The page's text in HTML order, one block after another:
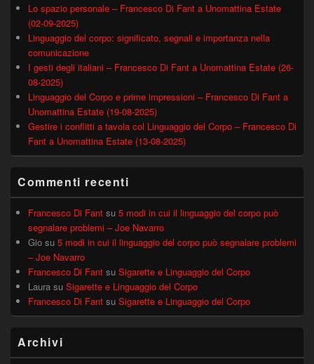
Lo spazio personale – Francesco Di Fant a Unomattina Estate
(02-09-2025)
Linguaggio del corpo: significato, segnali e importanza nella
comunicazione
I gesti degli italiani – Francesco Di Fant a Unomattina Estate (26-
08-2025)
Linguaggio del Corpo e prime impressioni – Francesco Di Fant a
Unomattina Estate (19-08-2025)
Gestire i conflitti a tavola col Linguaggio del Corpo – Francesco Di
Fant a Unomattina Estate (13-08-2025)
Commenti recenti
Francesco Di Fant su 5 modi in cui il linguaggio del corpo può
segnalare problemi – Joe Navarro
Gio su 5 modi in cui il linguaggio del corpo può segnalare problemi
– Joe Navarro
Francesco Di Fant su Sigarette e Linguaggio del Corpo
Laura su Sigarette e Linguaggio del Corpo
Francesco Di Fant su Sigarette e Linguaggio del Corpo
Archivi